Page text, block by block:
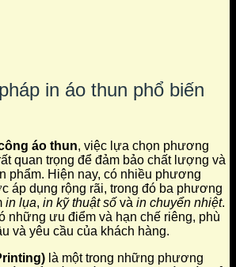
in áo thun phổ biến
áo thun, việc lựa chọn phương
quan trọng để đảm bảo chất lượng và
phẩm. Hiện nay, có nhiều phương
áp dụng rộng rãi, trong đó ba phương
in lụa, in kỹ thuật số và in chuyển nhiệt.
những ưu điểm và hạn chế riêng, phù
và yêu cầu của khách hàng.
là một trong những phương